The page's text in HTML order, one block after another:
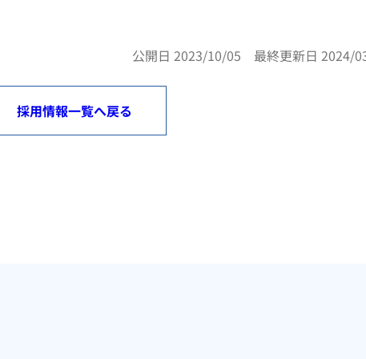
公開日 2023/10/05 最終更新日 2024/
採用情報一覧へ戻る